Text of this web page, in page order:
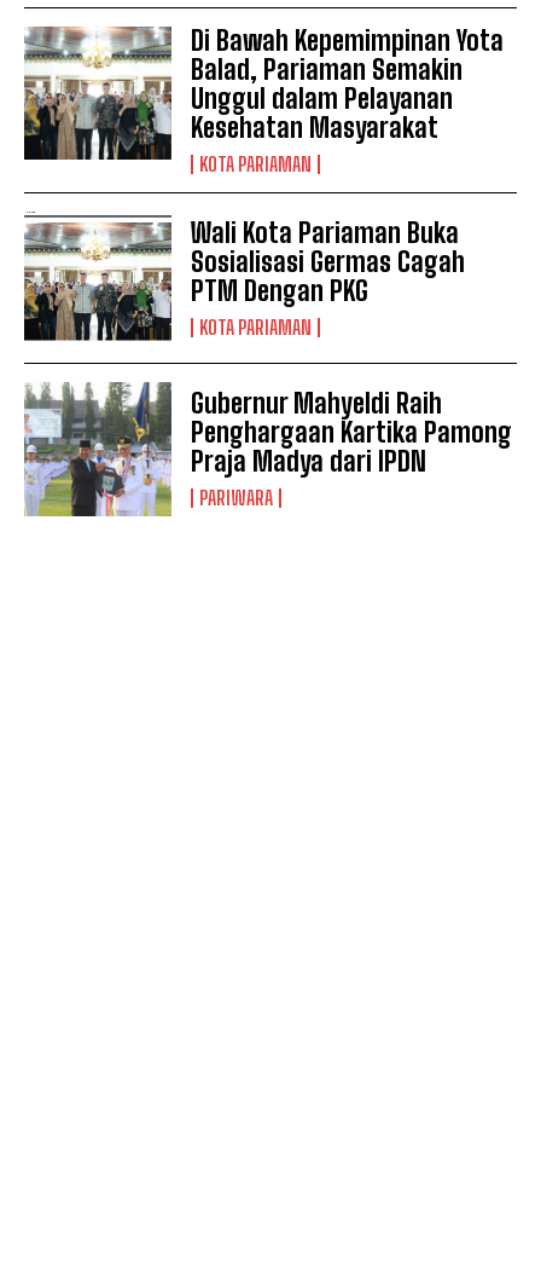
Di Bawah Kepemimpinan Yota
Balad, Pariaman Semakin
Unggul dalam Pelayanan
Kesehatan Masyarakat
KOTA PARIAMAN
Wali Kota Pariaman Buka
Sosialisasi Germas Cagah
PTM Dengan PKG
KOTA PARIAMAN
Gubernur Mahyeldi Raih
Penghargaan Kartika Pamong
Praja Madya dari IPDN
PARIWARA